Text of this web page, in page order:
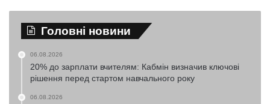
Головні новини
06.08.2026
20% до зарплати вчителям: Кабмін визначив ключові
рішення перед стартом навчального року
06.08.2026